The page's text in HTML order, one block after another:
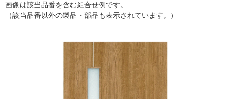
画像は該当品番を含む組合せ例です。
（該当品番以外の製品・部品も表示されています。）